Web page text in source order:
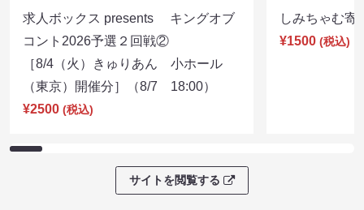
求人ボックス presents キングオブ
コント2026予選２回戦②
［8/4（火）きゅりあん 小ホール
（東京）開催分］（8/7 18:00）
¥2500 (税込)
しみちゃむ
¥1500 (税込)
サイトを閲覧する